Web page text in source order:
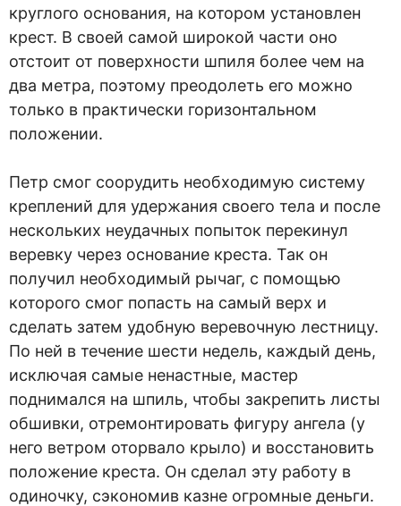
круглого основания, на котором установлен
крест. В своей самой широкой части оно
отстоит от поверхности шпиля более чем на
два метра, поэтому преодолеть его можно
только в практически горизонтальном
положении.
Петр смог соорудить необходимую систему
креплений для удержания своего тела и после
нескольких неудачных попыток перекинул
веревку через основание креста. Так он
получил необходимый рычаг, с помощью
которого смог попасть на самый верх и
сделать затем удобную веревочную лестницу.
По ней в течение шести недель, каждый день,
исключая самые ненастные, мастер
поднимался на шпиль, чтобы закрепить листы
обшивки, отремонтировать фигуру ангела (у
него ветром оторвало крыло) и восстановить
положение креста. Он сделал эту работу в
одиночку, сэкономив казне огромные деньги.